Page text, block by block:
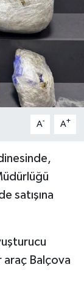
A- A+
satışına
araç Balçova